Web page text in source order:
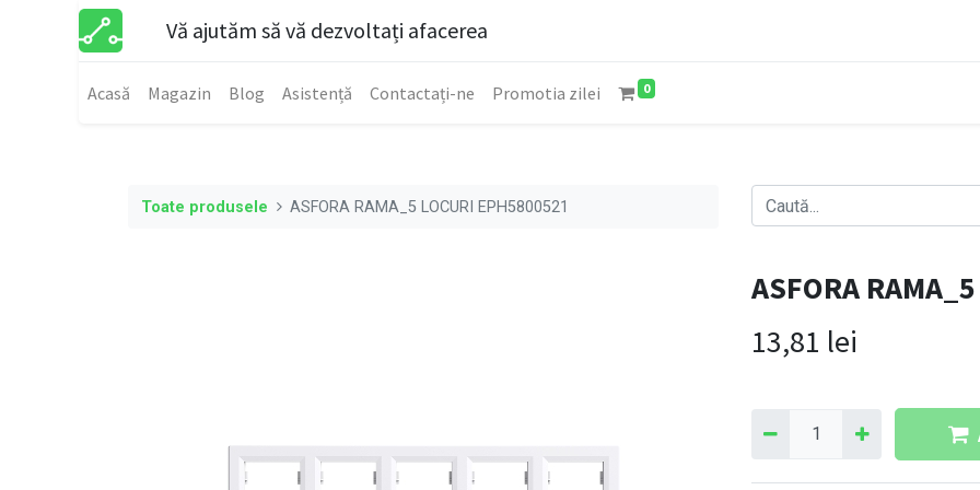
Vă ajutăm să vă dezvoltați afacerea
Acasă Magazin Blog Asistență Contactați-ne Promotia zilei 0
Toate produsele ASFORA RAMA_5 LOCURI EPH5800521
ASFORA
13,81 lei